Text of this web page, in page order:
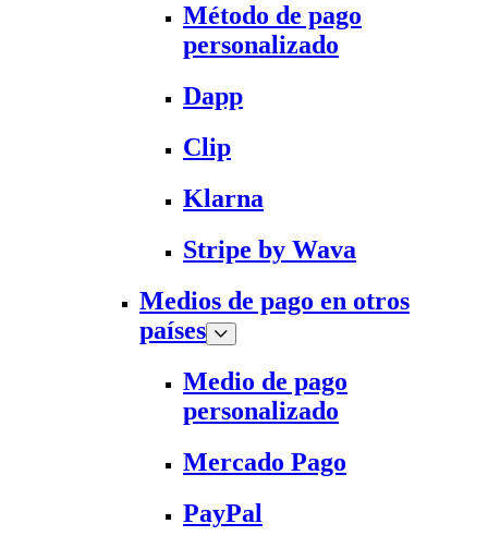
Método de pago
personalizado
Dapp
Clip
Klarna
Stripe by Wava
Medios de pago en otros
países
Medio de pago
personalizado
Mercado Pago
PayPal